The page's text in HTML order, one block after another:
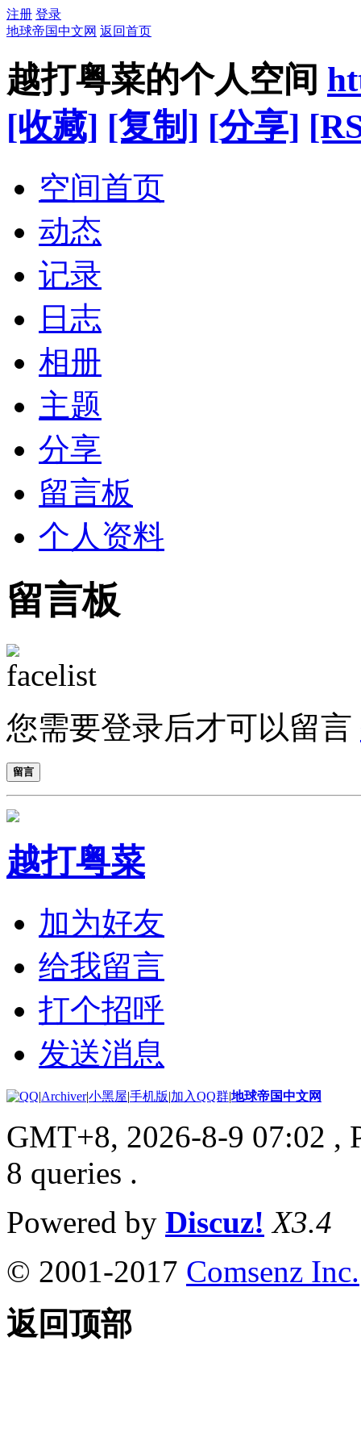
注册 登录
地球帝国中文网 返回首页
越打粤菜的个人空间
[收藏] [复制] [分享]
空间首页
动态
记录
日志
相册
主题
分享
留言板
个人资料
留言板
您需要登录后才可以留言
留言
越打粤菜
加为好友
给我留言
打个招呼
发送消息
|Archiver|小黑屋|手机版|加入QQ群|地球帝国中文网
GMT+8, 2026-8-9 07:02 ,
8 queries .
Powered by Discuz! X3.4
© 2001-2017 Comsenz Inc.
返回顶部